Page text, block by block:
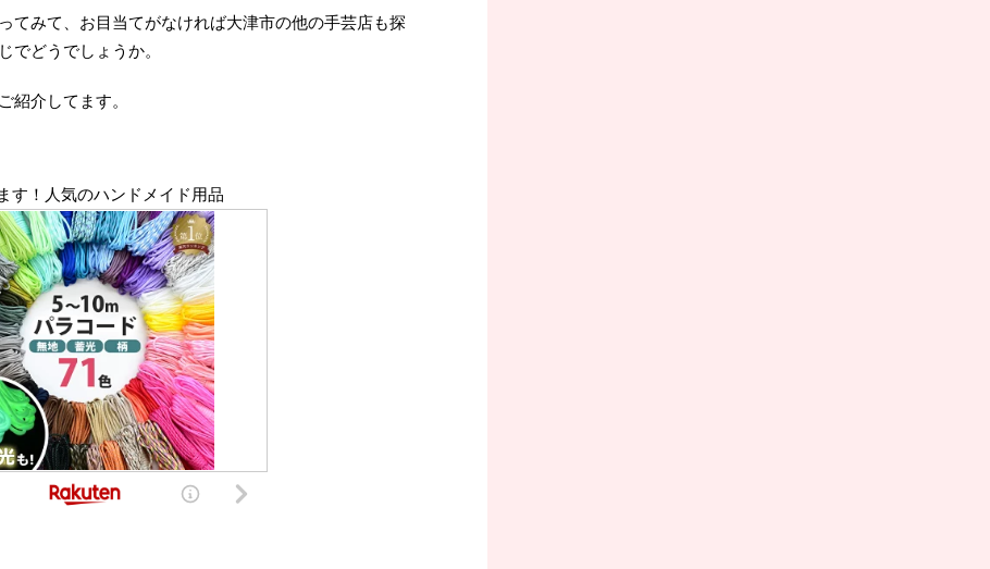
てみて、お目当てがなければ大津市の他の手芸店も探
でどうでしょうか。
紹介してます。
す！人気のハンドメイド用品